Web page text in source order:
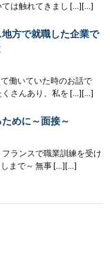
ては触れてきまし […][…]
方で就職した企業で
働いていた時のお話で
くさんあり、私を […][…]
めに～面接～
ランスで職業訓練を受け
まで～ 無事 […][…]